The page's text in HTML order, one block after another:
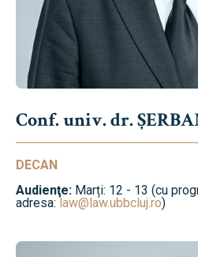
Conf. univ. dr.
DECAN
Audienţe: Marți: 12 - 13 (cu
adresa:law@law.ubbcluj.ro)